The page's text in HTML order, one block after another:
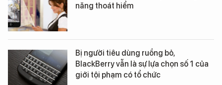
năng thoát hiểm
Bị người tiêu dùng ruồng bỏ,
BlackBerry vẫn là sự lựa chọn số 1 của
giới tội phạm có tổ chức